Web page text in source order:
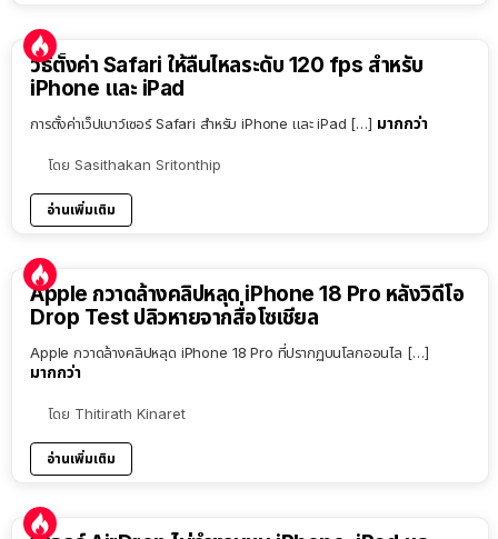
วิธีตั้งค่า Safari ให้ลื่นไหลระดับ 120 fps สำหรับ
iPhone และ iPad
การตั้งค่าเว็ปเบาว์เซอร์ Safari สำหรับ iPhone และ iPad […] มากกว่า
โดย Sasithakan Sritonthip
อ่านเพิ่มเติม
Apple กวาดล้างคลิปหลุด iPhone 18 Pro หลังวิดีโอ
Drop Test ปลิวหายจากสื่อโซเชียล
Apple กวาดล้างคลิปหลุด iPhone 18 Pro ที่ปรากฏบนโลกออนไล […]
มากกว่า
โดย Thitirath Kinaret
อ่านเพิ่มเติม